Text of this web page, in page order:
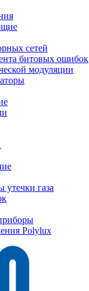
сетей
битовых ошибок
модуляции
утечки газа
Polylux